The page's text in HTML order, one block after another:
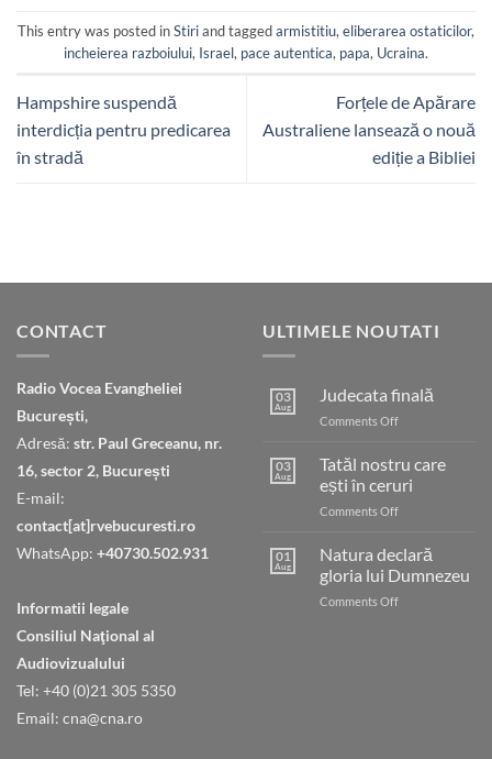
This entry was posted inStiriand taggedarmistitiu, eliberarea ostaticilor,
incheierea razboiului, Israel, pace autentica, papa, Ucraina.
Hampshire suspendă
interdicția pentru predicarea
în stradă
Forțele de Apărare
Australiene lansează o nouă
ediție a Bibliei
CONTACT
Radio Vocea Evangheliei
București,
Adresă: str. Paul Greceanu, nr.
16, sector 2, București
E-mail:
contact[at]rvebucuresti.ro
WhatsApp: +40730.502.931
Informatii legale
Consiliul Naţional al
Audiovizualului
Tel: +40 (0)21 305 5350
Email: cna@cna.ro
ULTIMELE NOUTATI
03
Aug
Judecata finală
Comments Offon
03
Aug
Tatăl nostru care
ești în ceruri
Comments Offon
nostru
ești
în
01
Aug
Natura declară
gloria lui Dumnezeu
Comments Offon